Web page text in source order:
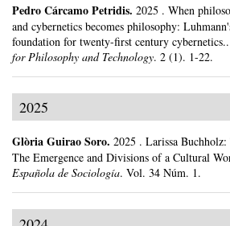
Pedro Cárcamo Petridis. 2025 . When
and cybernetics becomes philosophy:
foundation for twenty-first century cybernetics..
for Philosophy and Technology. 2 (1). 1-22.
2025
Glòria Guirao Soro. 2025 . Larissa
The Emergence and Divisions of a Cultural
Española de Sociología. Vol. 34 Núm. 1.